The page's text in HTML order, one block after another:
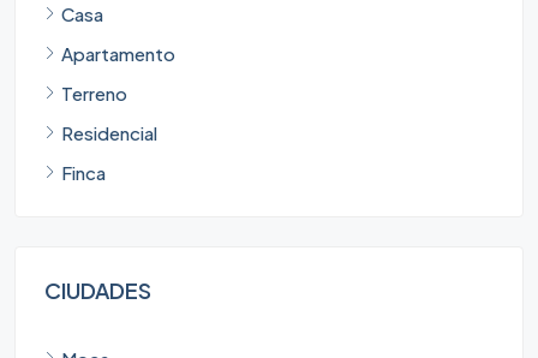
Casa
Apartamento
Terreno
Residencial
Finca
CIUDADES